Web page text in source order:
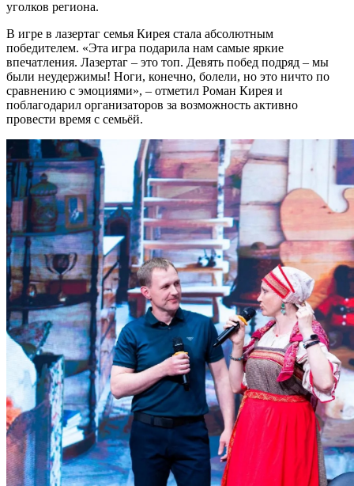
уголков региона.
В игре в лазертаг семья Кирея стала абсолютным
победителем. «Эта игра подарила нам самые яркие
впечатления. Лазертаг – это топ. Девять побед подряд – мы
были неудержимы! Ноги, конечно, болели, но это ничто по
сравнению с эмоциями», – отметил Роман Кирея и
поблагодарил организаторов за возможность активно
провести время с семьёй.